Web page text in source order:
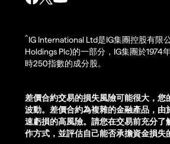
^IG International Ltd是IG集團控股有限
Holdings Plc)的一部分，IG集團於1974
時250指數的成分股。
差價合約交易的損失風險可能很大，您
波動。差價合約為複雜的金融產品，由
速虧損的高風險。請您在交易前充分了
作方式，並評估自己能否承擔資金損失